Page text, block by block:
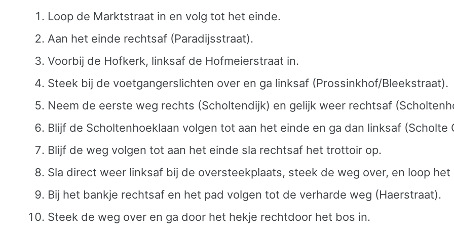
Loop de Marktstraat in en volg tot het einde.
Aan het einde rechtsaf (Paradijsstraat).
Voorbij de Hofkerk, linksaf de Hofmeierstraat in.
Steek bij de voetgangerslichten over en ga linksaf (Prossinkhof/Bleekstraat).
Neem de eerste weg rechts (Scholtendijk) en gelijk weer rechtsaf
Blijf de Scholtenhoeklaan volgen tot aan het einde en ga dan linksaf (Scholte
Blijf de weg volgen tot aan het einde sla rechtsaf het trottoir op.
Sla direct weer linksaf bij de oversteekplaats, steek de weg over, en loop het
Bij het bankje rechtsaf en het pad volgen tot de verharde weg (Haerstraat).
Steek de weg over en ga door het hekje rechtdoor het bos in.